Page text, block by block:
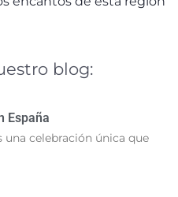
blog:
España
una celebración única que